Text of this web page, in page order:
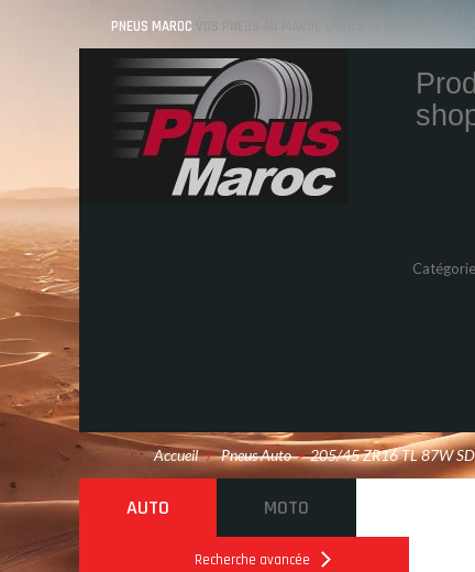
PNEUS MAROC VOS PNEUS AU MAROC LIVRÉS ET MONTÉS
Accueil / Pneus Auto > 205/45 ZR16 TL 87W
AUTO MOTO
Recherche avancée